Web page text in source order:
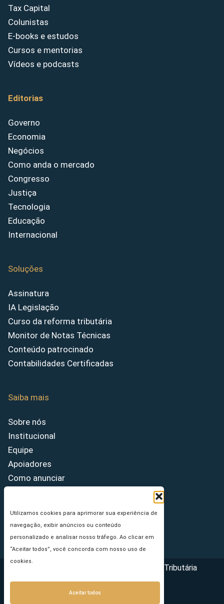
Utilizamos cookies para aprimorar sua experiência de
navegação, exibir anúncios ou conteúdo
personalizado e analisar nosso tráfego. Ao clicar em
“Aceitar todos”, você concorda com nosso uso de
cookies.
Aceitar todos
Tax Capital
Colunistas
E-books e estudos
Cursos e mentorias
Vídeos e podcasts
Editorias
Governo
Economia
Negócios
Como anda o mercado
Congresso
Justiça
Tecnologia
Educação
Internacional
Soluções
Assinatura
IA Legislação
Curso da reforma tributária
Monitor de Notas Técnicas
Conteúdo patrocinado
Contabilidades Certificadas
Saiba mais
Sobre nós
Institucional
Equipe
Apoiadores
Como anunciar
Princípios Editoriais
Copyright © 2026 - Portal da Reforma Tributária